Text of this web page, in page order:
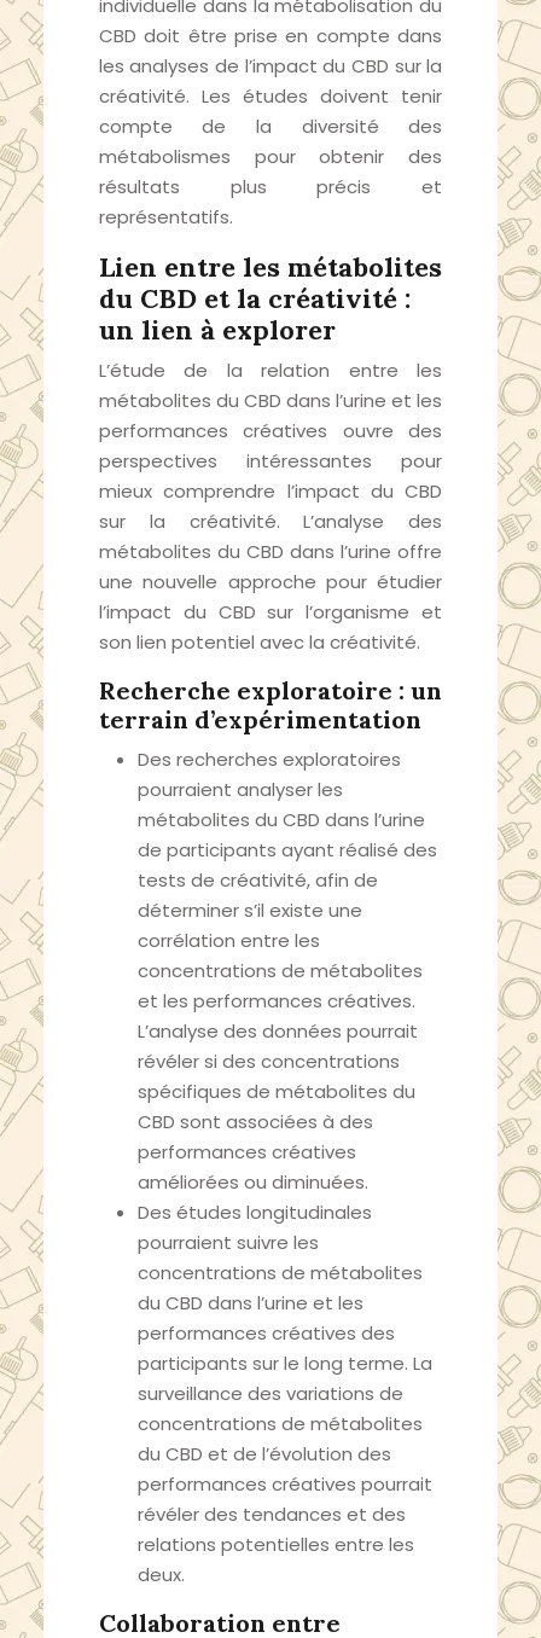
CBD doit être prise en compte dans
les analyses de l’impact du CBD sur la
créativité. Les études doivent tenir
compte de la diversité des
métabolismes pour obtenir des
résultats plus précis et
représentatifs.
Lien entre les métabolites
du CBD et la créativité :
un lien à explorer
L’étude de la relation entre les
métabolites du CBD dans l’urine et les
performances créatives ouvre des
perspectives intéressantes pour
mieux comprendre l’impact du CBD
sur la créativité. L’analyse des
métabolites du CBD dans l’urine offre
une nouvelle approche pour étudier
l’impact du CBD sur l’organisme et
son lien potentiel avec la créativité.
Recherche exploratoire : un
terrain d’expérimentation
Des recherches exploratoires
pourraient analyser les
métabolites du CBD dans l’urine
de participants ayant réalisé des
tests de créativité, afin de
déterminer s’il existe une
corrélation entre les
concentrations de métabolites
et les performances créatives.
L’analyse des données pourrait
révéler si des concentrations
spécifiques de métabolites du
CBD sont associées à des
performances créatives
améliorées ou diminuées.
Des études longitudinales
pourraient suivre les
concentrations de métabolites
du CBD dans l’urine et les
performances créatives des
participants sur le long terme. La
surveillance des variations de
concentrations de métabolites
du CBD et de l’évolution des
performances créatives pourrait
révéler des tendances et des
relations potentielles entre les
deux.
Collaboration entre